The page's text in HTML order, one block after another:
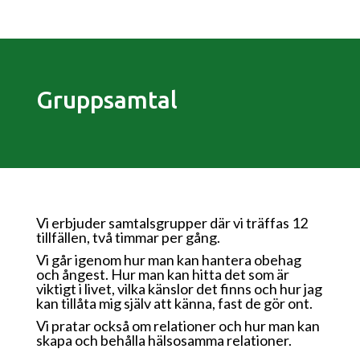
Gruppsamtal
Vi erbjuder samtalsgrupper där vi träffas 12
tillfällen, två timmar per gång.
Vi går igenom hur man kan hantera obehag
och ångest. Hur man kan hitta det som är
viktigt i livet, vilka känslor det finns och hur jag
kan tillåta mig själv att känna, fast de gör ont.
Vi pratar också om relationer och hur man kan
skapa och behålla hälsosamma relationer.